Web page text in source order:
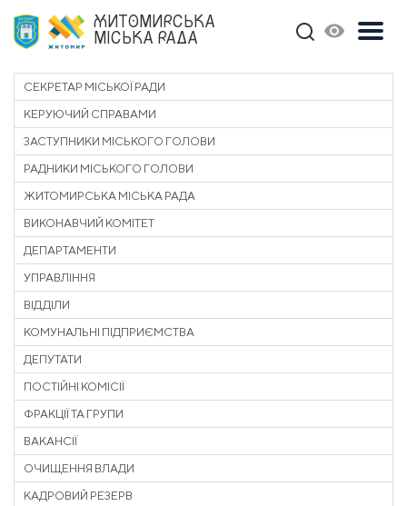
ЖИТОМИРСЬКА
МІСЬКА РАДА
СЕКРЕТАР МІСЬКОЇ РАДИ
КЕРУЮЧИЙ СПРАВАМИ
ЗАСТУПНИКИ МІСЬКОГО ГОЛОВИ
РАДНИКИ МІСЬКОГО ГОЛОВИ
ЖИТОМИРСЬКА МІСЬКА РАДА
ВИКОНАВЧИЙ КОМІТЕТ
ДЕПАРТАМЕНТИ
УПРАВЛІННЯ
ВІДДІЛИ
КОМУНАЛЬНІ ПІДПРИЄМСТВА
ДЕПУТАТИ
ПОСТІЙНІ КОМІСІЇ
ФРАКЦІЇ ТА ГРУПИ
ВАКАНСІЇ
ОЧИЩЕННЯ ВЛАДИ
КАДРОВИЙ РЕЗЕРВ